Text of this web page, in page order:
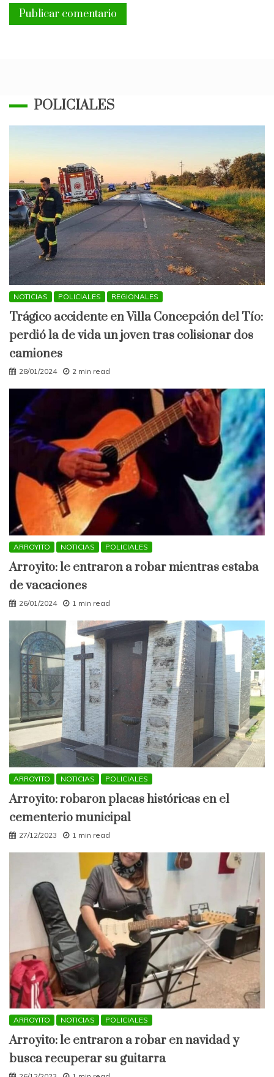
POLICIALES
NOTICIAS POLICIALES REGIONALES
Trágico accidente en Villa Concepción del Tío:
perdió la de vida un joven tras colisionar dos
camiones
28/01/2024 2 min read
ARROYITO NOTICIAS POLICIALES
Arroyito: le entraron a robar mientras estaba
de vacaciones
26/01/2024 1 min read
ARROYITO NOTICIAS POLICIALES
Arroyito: robaron placas históricas en el
cementerio municipal
27/12/2023 1 min read
ARROYITO NOTICIAS POLICIALES
Arroyito: le entraron a robar en navidad y
busca recuperar su guitarra